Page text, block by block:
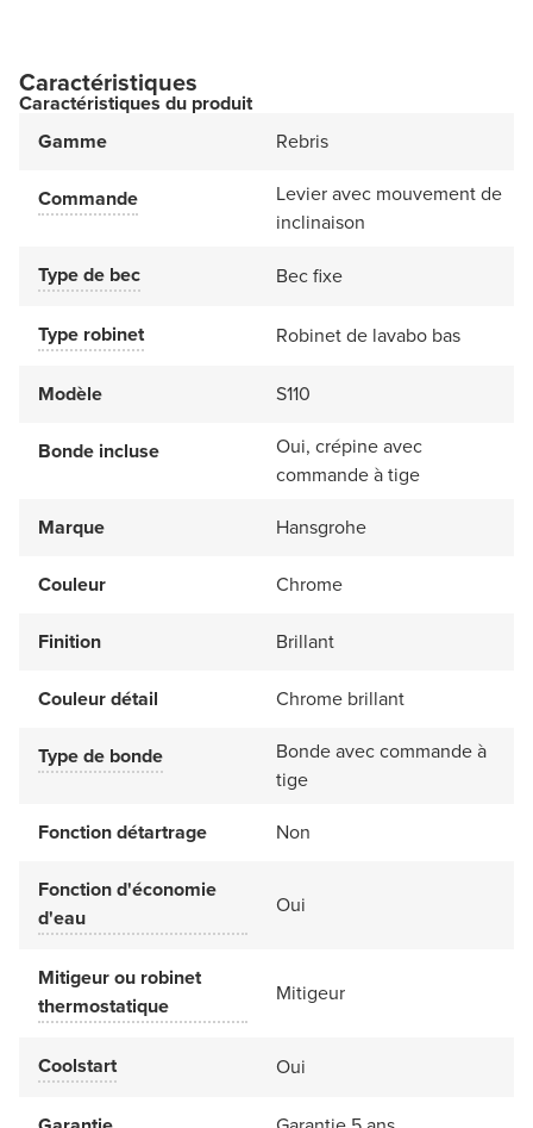
Caractéristiques
Caractéristiques du produit
Gamme
Rebris
Commande
Levier avec mouvement de
inclinaison
Type de bec
Bec fixe
Type robinet Robinet de lavabo bas
Modèle S110
Bonde incluse
Oui, crépine avec
commande à tige
Marque
Hansgrohe
Couleur Chrome
Finition Brillant
Couleur détail Chrome brillant
Type de bonde
Bonde avec commande à
tige
Fonction détartrage
Non
Fonction d'économie
d'eau
Oui
Mitigeur ou robinet
thermostatique
Mitigeur
Coolstart Oui